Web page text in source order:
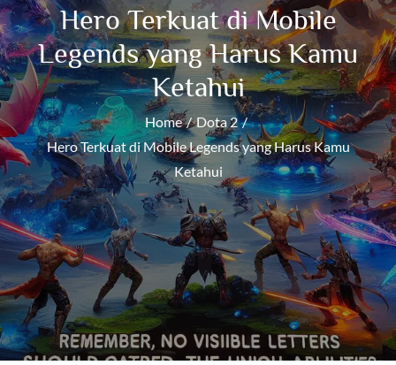
Hero Terkuat di Mobile
Legends yang Harus Kamu
Ketahui
Home
Dota 2
Hero Terkuat di Mobile Legends yang Harus Kamu
Ketahui